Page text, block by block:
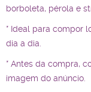
borboleta, pérola e
* Ideal para compor
dia a dia.
* Antes da compra,
imagem do anúncio.